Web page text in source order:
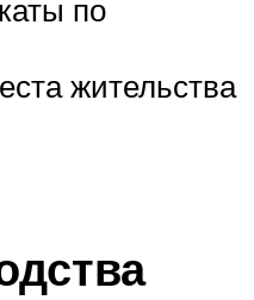
по
жительства